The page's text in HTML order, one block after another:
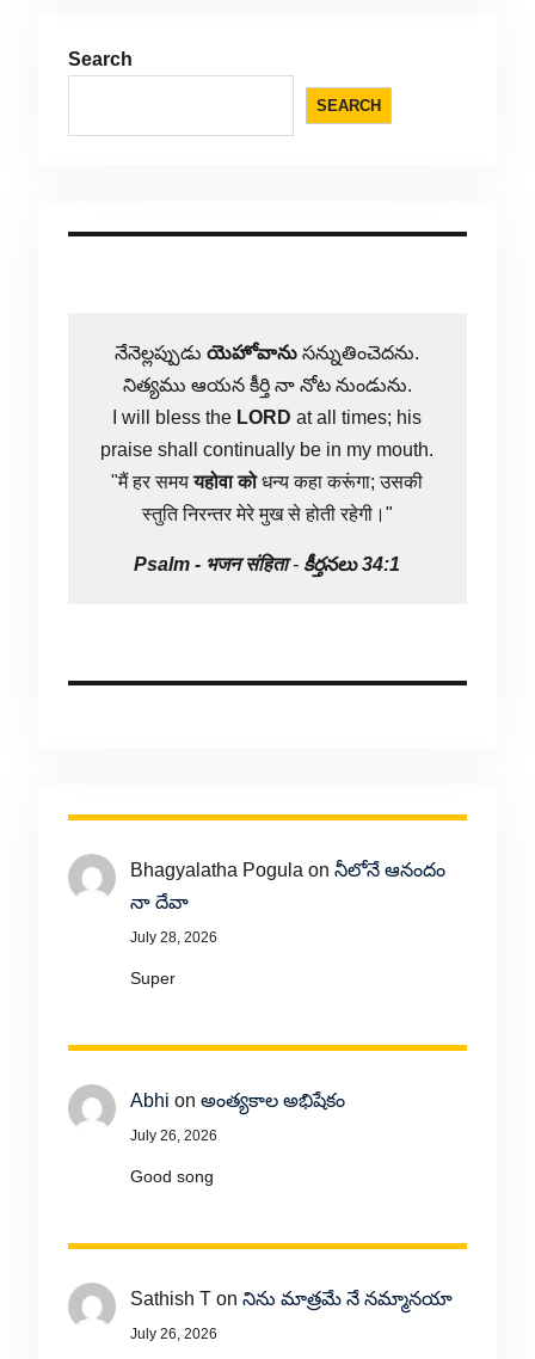
Search
SEARCH
నేనెల్లప్పుడుయెహోవాను సన్నుతించెదను.
నిత్యము ఆయన కీర్తి నా నోట నుండును.
I will bless the LORD at all times; his
praise shall continually be in my mouth.
"मैं हर समययहोवा कोधन्य कहा करूंगा; उसकी
स्तुति निरन्तर मेरे मुख से होती रहेगी।"
Psalm - भजन संहिता- కీర్తనలు 34:1
Bhagyalatha Pogula on నీలోనే ఆనందం
నా దేవా
July 28, 2026
Super
Abhi on అంత్యకాల అభిషేకం
July 26, 2026
Good song
Sathish Ton నిను మాత్రమే నే నమ్మానయా
July 26, 2026